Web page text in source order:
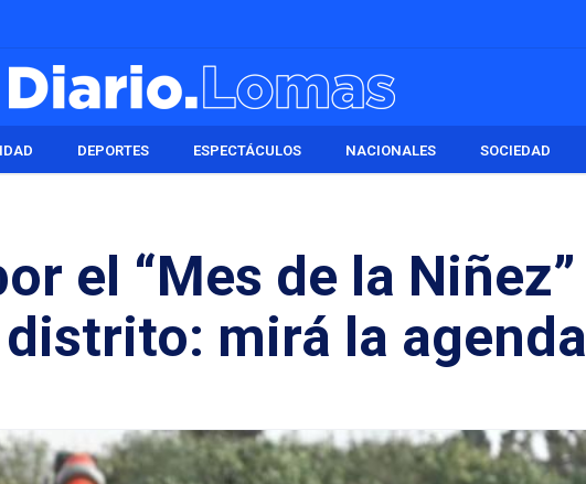
DEPORTES ESPECTÁCULOS NACIONALES SOCIEDAD
el “Mes de la Niñez”
mirá la agenda